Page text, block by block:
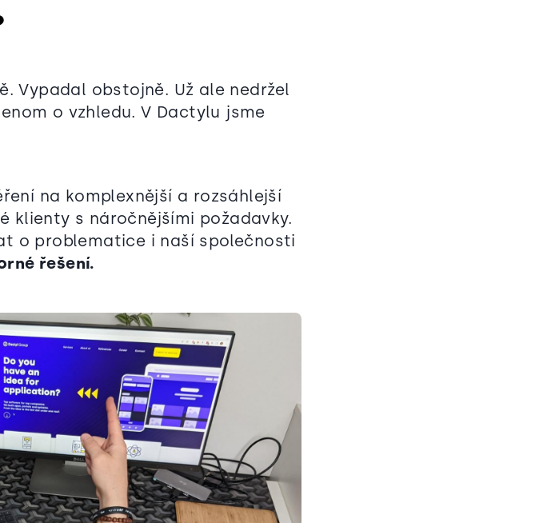
Vypadal obstojně. Už ale nedržel
o vzhledu. V Dactylu jsme
na komplexnější a rozsáhlejší
klienty s náročnějšími požadavky.
o problematice i naší společnosti
řešení.